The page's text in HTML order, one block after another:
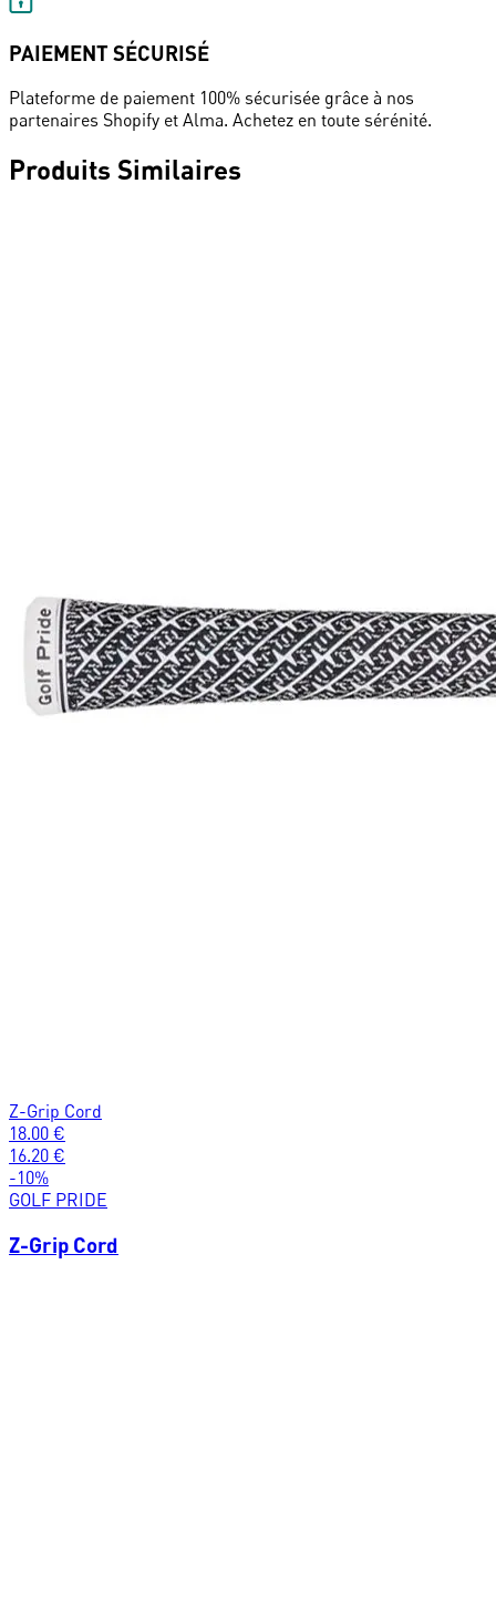
PAIEMENT SÉCURISÉ
Plateforme de paiement 100% sécurisée grâce à nos
partenaires Shopify et Alma. Achetez en toute sérénité.
Produits Similaires
Z-Grip Cord
18.00 €
16.20 €
-10%
GOLF PRIDE
Z-Grip Cord